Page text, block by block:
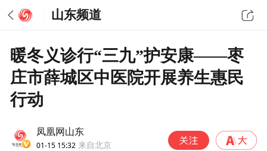
山东频道
暖冬义诊行“三九”护安康——枣
庄市薛城区中医院开展养生惠民
行动
凤凰网山东
01-15 15:32 来自北京